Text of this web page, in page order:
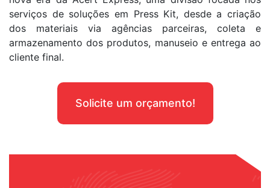
serviços de soluções em Press Kit, desde a criação
dos materiais via agências parceiras, coleta e
armazenamento dos produtos, manuseio e entrega ao
cliente final.
Solicite um orçamento!